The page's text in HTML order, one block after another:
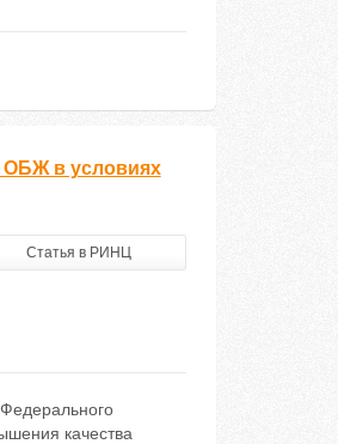
ОБЖ в условиях
Статья в РИНЦ
качества